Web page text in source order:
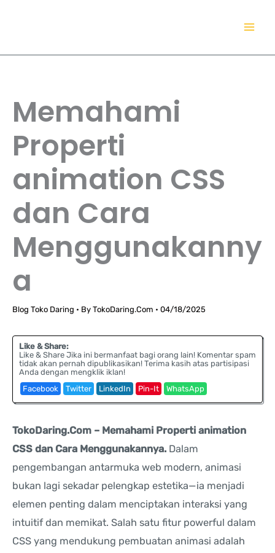
Memahami
Properti
animation CSS
dan Cara
Menggunakanny
a
Blog Toko Daring • By TokoDaring.Com • 04/18/2025
Like & Share:
Like & Share Jika ini bermanfaat bagi orang lain! Komentar spam
tidak akan pernah dipublikasikan! Terima kasih atas partisipasi
Anda dengan mengklik iklan!
Facebook
Twitter LinkedIn Pin-It WhatsApp
TokoDaring.Com – Memahami Properti animation
CSS dan Cara Menggunakannya. Dalam
pengembangan antarmuka web modern, animasi
bukan lagi sekadar pelengkap estetika—ia menjadi
elemen penting dalam menciptakan interaksi yang
intuitif dan memikat. Salah satu fitur powerful dalam
CSS yang mendukung pembuatan animasi adalah